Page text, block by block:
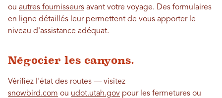
ou autres fournisseurs avant votre voyage. Des formulaires
en ligne détaillés leur permettent de vous apporter le
niveau d'assistance adéquat.
Négocier les canyons.
Vérifiez l'état des routes — visitez
snowbird.com ou udot.utah.gov pour les fermetures ou